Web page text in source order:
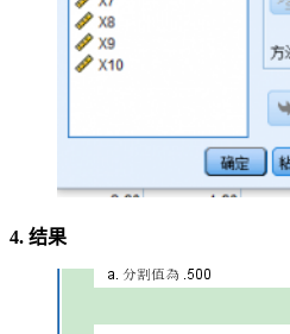
4. 结果